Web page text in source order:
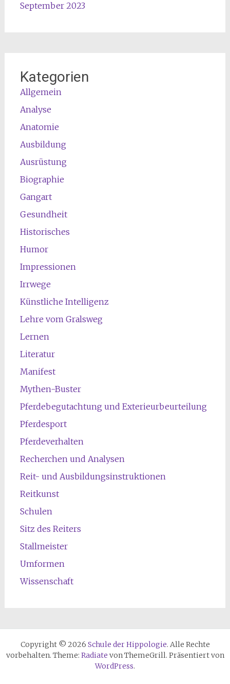
September 2023
Kategorien
Allgemein
Analyse
Anatomie
Ausbildung
Ausrüstung
Biographie
Gangart
Gesundheit
Historisches
Humor
Impressionen
Irrwege
Künstliche Intelligenz
Lehre vom Gralsweg
Lernen
Literatur
Manifest
Mythen-Buster
Pferdebegutachtung und Exterieurbeurteilung
Pferdesport
Pferdeverhalten
Recherchen und Analysen
Reit- und Ausbildungsinstruktionen
Reitkunst
Schulen
Sitz des Reiters
Stallmeister
Umformen
Wissenschaft
Copyright © 2026 Schule der Hippologie. Alle Rechte
vorbehalten. Theme: Radiate von ThemeGrill. Präsentiert von
WordPress.